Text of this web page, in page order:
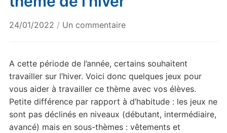
24/01/2022 / Un commentairesur
langage
sur
le
thème
de
l’hiver
A cette période de l’année, certains souhaitent
travailler sur l’hiver. Voici donc quelques jeux pour
vous aider à travailler ce thème avec vos élèves.
Petite différence par rapport à d’habitude : les jeux ne
sont pas déclinés en niveaux (débutant, intermédiaire,
avancé) mais en sous-thèmes : vêtements et